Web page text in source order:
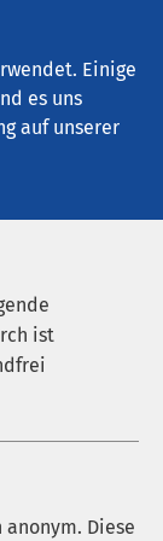
Einige
es uns
auf unserer
ist
Diese